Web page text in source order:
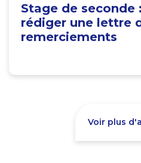
Stage de seconde
rédiger une lettre
remerciements
Voir plus